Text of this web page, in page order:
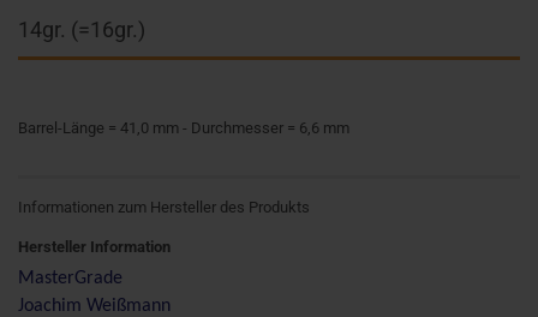
14gr. (=16gr.)
Barrel-Länge = 41,0 mm - Durchmesser = 6,6 mm
Informationen zum Hersteller des Produkts
Hersteller Information
MasterGrade
Joachim Weißmann